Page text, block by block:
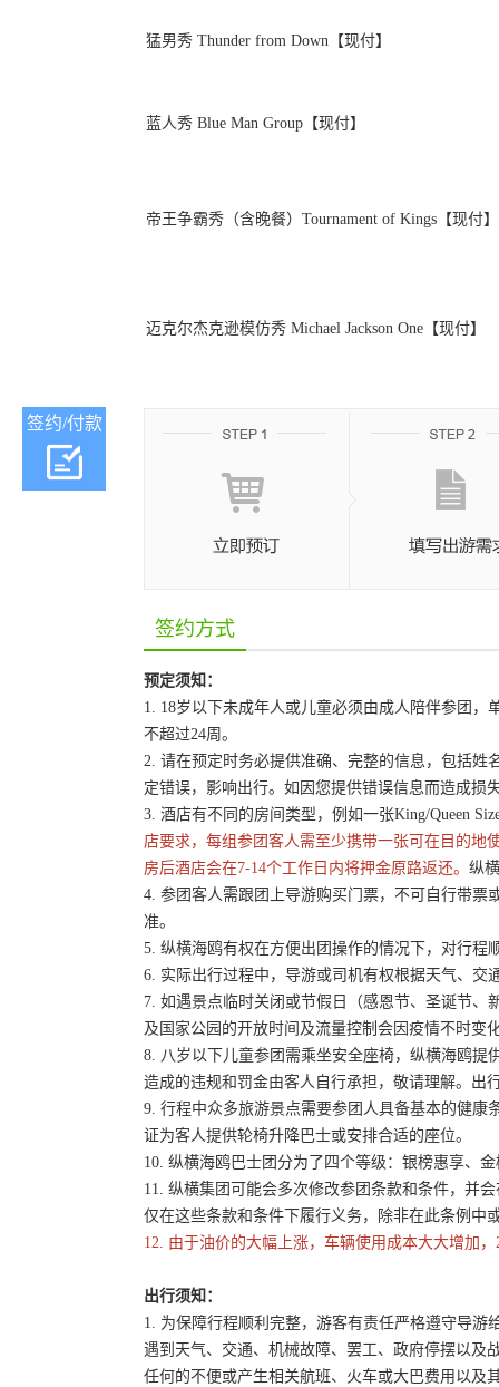
猛男秀 Thunder from Down【现付】
蓝人秀 Blue Man Group【现付】
帝王争霸秀（含晚餐）Tournament of Kings【现付】
迈克尔杰克逊模仿秀 Michael Jackson One【现付】
签约/付款
签约方式
预定须知：
1. 18岁以下未成年人或儿童必须由成人陪伴参团
不超过24周。
2. 请在预定时务必提供准确、完整的信息，包括
定错误，影响出行。如因您提供错误信息而造成损
3. 酒店有不同的房间类型，例如一张King/Queen
店要求，每组参团客人需至少携带一张可在目的地
房后酒店会在7-14个工作日内将押金原路返还。 纵
4. 参团客人需跟团上导游购买门票，不可自行带票
准。
5. 纵横海鸥有权在方便出团操作的情况下，对行
6. 实际出行过程中，导游或司机有权根据天气、
7. 如遇景点临时关闭或节假日（感恩节、圣诞节
及国家公园的开放时间及流量控制会因疫情不时变
8. 八岁以下儿童参团需乘坐安全座椅，纵横海鸥提
造成的违规和罚金由客人自行承担，敬请理解。出
9. 行程中众多旅游景点需要参团人具备基本的健
证为客人提供轮椅升降巴士或安排合适的座位。
10. 纵横海鸥巴士团分为了四个等级：银榜惠享、
11. 纵横集团可能会多次修改参团条款和条件，并
仅在这些条款和条件下履行义务，除非在此条例中
12. 由于油价的大幅上涨，车辆使用成本大大增加
出行须知：
1. 为保障行程顺利完整，游客有责任严格遵守导
遇到天气、交通、机械故障、罢工、政府停摆以及
任何的不便或产生相关航班、火车或大巴费用以及